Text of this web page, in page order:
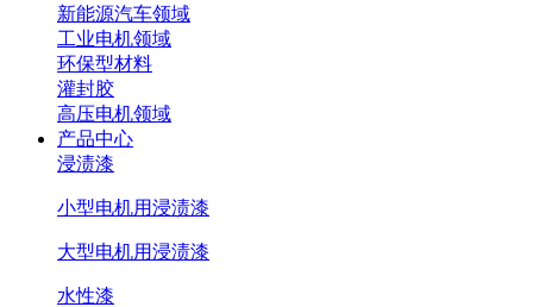
新能源汽车领域
工业电机领域
环保型材料
灌封胶
高压电机领域
产品中心
浸渍漆
小型电机用浸渍漆
大型电机用浸渍漆
水性漆